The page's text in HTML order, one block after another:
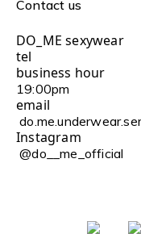
Contact us
DO_ME sexywear
business hour
19:00pm
email
Instagram
@do__me_official